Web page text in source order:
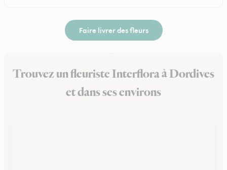
Faire livrer des fleurs
Trouvez un fleuriste Interflora à Dordives
et dans ses environs